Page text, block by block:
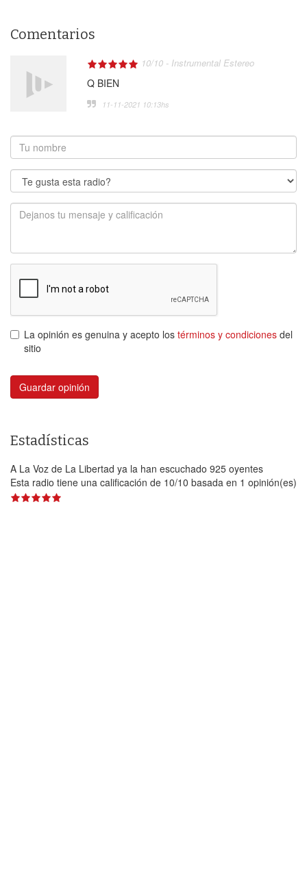
Comentarios
10/10 - Instrumental Estereo
Q BIEN
11-11-2021 10:13hs
La opinión es genuina y acepto los términos y condiciones del
sitio
Guardar opinión
Estadísticas
A La Voz de La Libertad ya la han escuchado 925 oyentes
Esta radio tiene una calificación de 10/10 basada en 1 opinión(es)